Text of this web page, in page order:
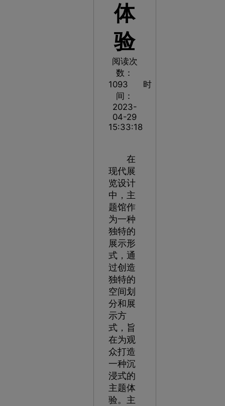
体
验
阅读次
数：
1093
时
间：
2023-
04-29
15:33:18
在
现代展
览设计
中，主
题馆作
为一种
独特的
展示形
式，通
过创造
独特的
空间划
分和展
示方
式，旨
在为观
众打造
一种沉
浸式的
主题体
验。主